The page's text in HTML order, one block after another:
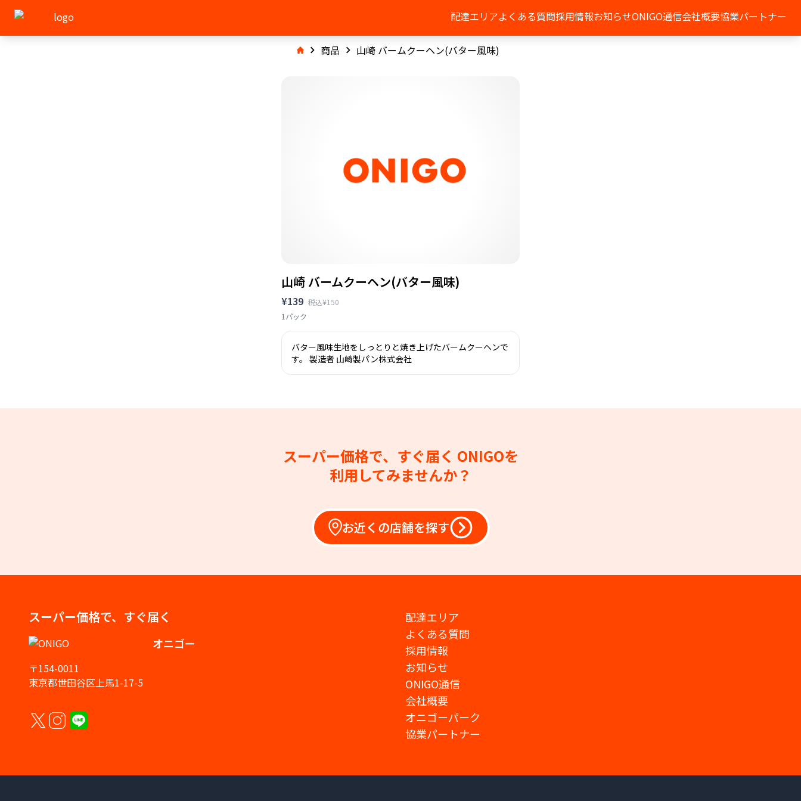
配達エリアよくある質問採用情報お知らせONIGO通信会社概要協業パートナー
商品 山崎 バームクーヘン(バター風味)
山崎 バームクーヘン(バター風味)
¥139 税込¥150
1パック
バター風味生地をしっとりと焼き上げたバームクーヘンで
す。 製造者 山崎製パン株式会社
スーパー価格で、すぐ届く ONIGOを
利用してみませんか？
お近くの店舗を探す
スーパー価格で、すぐ届く
オニゴー
〒154-0011
東京都世田谷区上馬1-17-5
配達エリア
よくある質問
採用情報
お知らせ
ONIGO通信
会社概要
オニゴーパーク
協業パートナー